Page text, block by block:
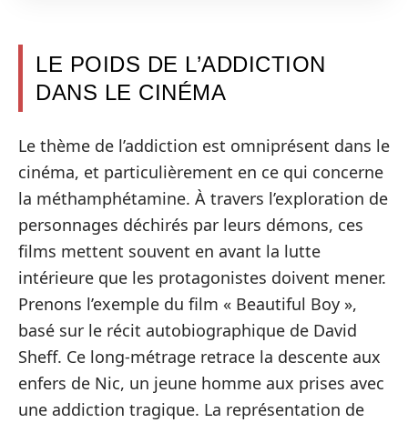
LE POIDS DE L’ADDICTION
DANS LE CINÉMA
Le thème de l’addiction est omniprésent dans le
cinéma, et particulièrement en ce qui concerne
la méthamphétamine. À travers l’exploration de
personnages déchirés par leurs démons, ces
films mettent souvent en avant la lutte
intérieure que les protagonistes doivent mener.
Prenons l’exemple du film « Beautiful Boy »,
basé sur le récit autobiographique de David
Sheff. Ce long-métrage retrace la descente aux
enfers de Nic, un jeune homme aux prises avec
une addiction tragique. La représentation de